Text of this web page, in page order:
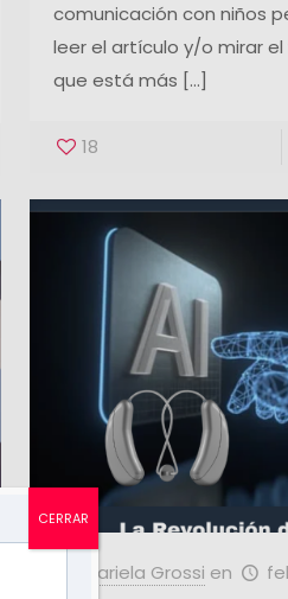
comunicación con niños
leer el artículo y/o mirar
que está más […]
18
Mariela Grossi en
CERRAR